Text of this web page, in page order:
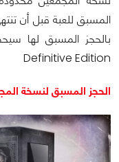
المسبق للعبة قبل أن
Definitive Edition
الحجز المسبق لنسخة